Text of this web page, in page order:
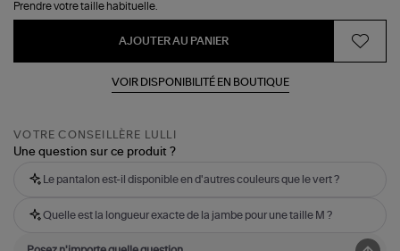
Prendre votre taille habituelle.
AJOUTER AU PANIER
VOIR DISPONIBILITÉ EN BOUTIQUE
VOTRE CONSEILLÈRE LULLI
Une question sur ce produit ?
Le pantalon est-il disponible en d'autres couleurs que le vert ?
Quelle est la longueur exacte de la jambe pour une taille M ?